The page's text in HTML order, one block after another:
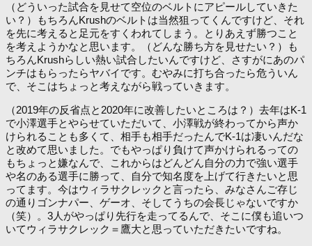
（どういった試合を見せて空位のベルトにアピールしていきた
い？）もちろんKrushのベルトは当然狙ってくんですけど、それ
を先に考えると足元をすくわれてしまう。とりあえず勝つこと
を考えようかなと思います。（どんな勝ち方を見せたい？）も
ちろんKrushらしい熱い試合したいんですけど、さすがにあのパ
ンチはもらったらヤバイです。むやみに打ち合ったら危ういん
で、そこはちょっと考えながら戦っていきます。
（2019年の反省点と2020年に改善したいところは？）去年はK-1
で小澤選手とやらせていただいて、小澤戦が終わってから声か
けられることも多くて、相手も相手だったんでK-1は凄いんだな
と改めて思いました。でもやっぱり負けて声かけられるっての
もちょっと嫌なんで、これからはどんどん自分の力で強い選手
や名のある選手に勝って、自分で知名度を上げて行きたいと思
ってます。今はウィラサクレックと言ったら、みなさんご存じ
の通りゴンナパー、ゲーオ、そしてうちの会長じゃないですか
（笑）。3人がやっぱり先行を走ってるんで、そこに僕も追いつ
いてウィラサクレック＝鷹大と思っていただきたいですね。